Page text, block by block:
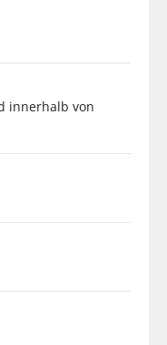
innerhalb von